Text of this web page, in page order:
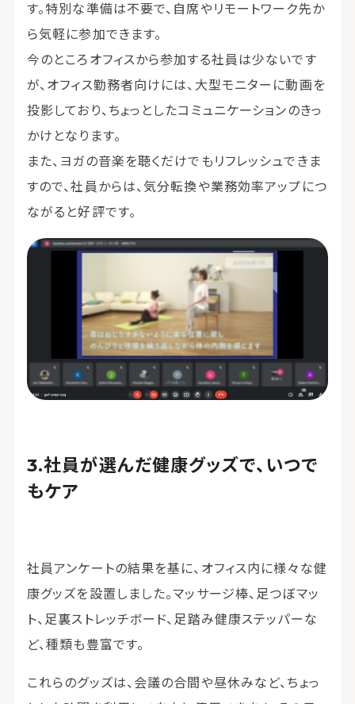
す。特別な準備は不要で、自席やリモートワーク先か
ら気軽に参加できます。
今のところオフィスから参加する社員は少ないです
が、オフィス勤務者向けには、大型モニターに動画を
投影しており、ちょっとしたコミュニケーションのきっ
かけとなります。
また、ヨガの音楽を聴くだけでもリフレッシュできま
すので、社員からは、気分転換や業務効率アップにつ
ながると好評です。
社員が選んだ健康グッズで、いつで
もケア
社員アンケートの結果を基に、オフィス内に様々な健
康グッズを設置しました。マッサージ棒、足つぼマッ
ト、足裏ストレッチボード、足踏み健康ステッパーな
ど、種類も豊富です。
これらのグッズは、会議の合間や昼休みなど、ちょっ